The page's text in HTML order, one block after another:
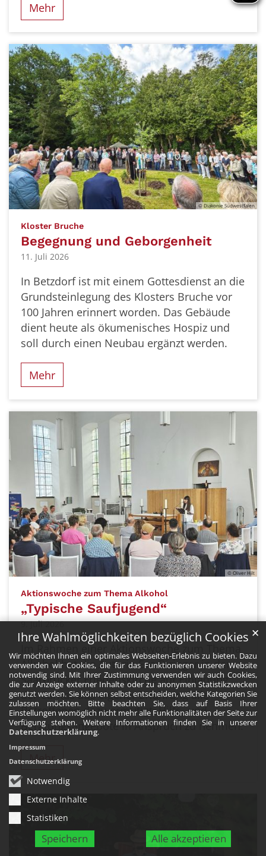
Ihre Wahlmöglichkeiten bezüglich Cookies
Wir möchten Ihnen ein optimales Webseiten-Erlebnis zu bieten. Dazu
verwenden wir Cookies, die für das Funktionieren unserer Website
notwendig sind. Mit Ihrer Zustimmung verwenden wir auch Cookies,
die zur Anzeige externer Inhalte oder zu anonymen Statistikzwecken
genutzt werden. Sie können selbst entscheiden, welche Kategorien Sie
zulassen möchten. Bitte beachten Sie, dass auf Basis Ihrer
Einstellungen womöglich nicht mehr alle Funktionalitäten der Seite zur
Verfügung stehen. Weitere Informationen finden Sie in unserer
Datenschutzerklärung.
Notwendig
Externe Inhalte
Statistiken
Speichern Alle akzeptieren
✕
Impressum
Datenschutzerklärung
Mehr
© Diakonie Südwestfalen
Kloster Bruche:
Begegnung und Geborgenheit
11. Juli 2026
In Betzdorf ist mit einem Gottesdienst an die
Grundsteinlegung des Klosters Bruche vor
100 Jahren erinnert worden. Das Gebäude
dient heute als ökumenisches Hospiz und
soll durch einen Neubau ergänzt werden.
Mehr
© Oliver Hilt
Aktionswoche zum Thema Alkohol
„Typische Saufjugend“
9. Juli 2026
Im Rahmen einer Aktionswoche zum Thema
Alkohol hat die Autorin Eva Biringer in der
Saarbrücker Friedenskirche auf Einladung
der Caritas aus eigener Erfahrung alle
Betroffenen dazu ermutigt, Hilfs- und
Beratungsangebote in Anspruch zu nehmen.
Mehr